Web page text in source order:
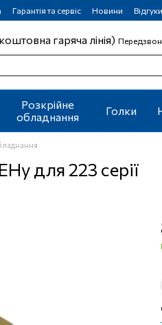
Гарантія та сервіс Новини Відгуки
гаряча лінія)
Розкрійне
обладнання
Голки
для 223 серії